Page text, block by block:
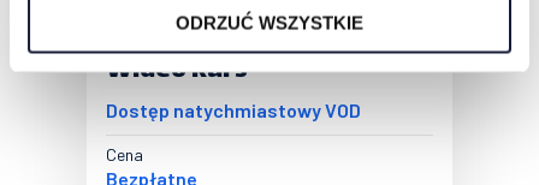
ODRZUĆ WSZYSTKIE
Wideo kurs
Dostęp natychmiastowy VOD
Cena
Bezpłatne